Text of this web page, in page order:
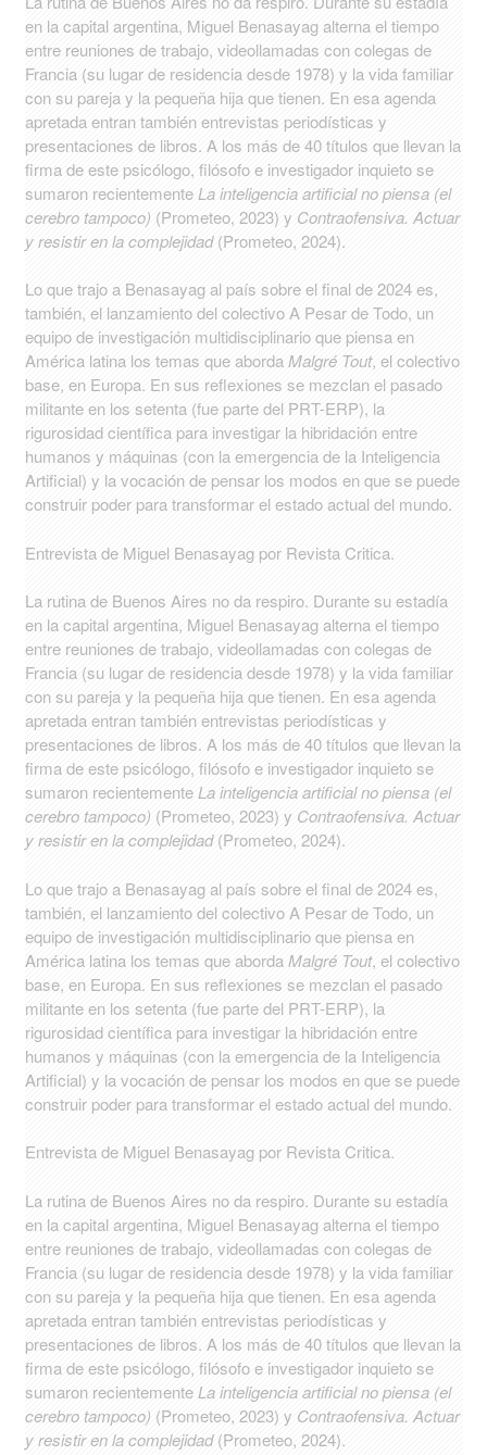
en la capital argentina, Miguel Benasayag alterna el tiempo
entre reuniones de trabajo, videollamadas con colegas de
Francia (su lugar de residencia desde 1978) y la vida familiar
con su pareja y la pequeña hija que tienen. En esa agenda
apretada entran también entrevistas periodísticas y
presentaciones de libros. A los más de 40 títulos que llevan la
firma de este psicólogo, filósofo e investigador inquieto se
sumaron recientemente La inteligencia artificial no piensa (el
cerebro tampoco) (Prometeo, 2023) y Contraofensiva. Actuar
y resistir en la complejidad(Prometeo, 2024).
Lo que trajo a Benasayag al país sobre el final de 2024 es,
también, el lanzamiento del colectivo A Pesar de Todo, un
equipo de investigación multidisciplinario que piensa en
América latina los temas que aborda Malgré Tout, el colectivo
base, en Europa. En sus reflexiones se mezclan el pasado
militante en los setenta (fue parte del PRT-ERP), la
rigurosidad científica para investigar la hibridación entre
humanos y máquinas (con la emergencia de la Inteligencia
Artificial) y la vocación de pensar los modos en que se puede
construir poder para transformar el estado actual del mundo.
Entrevista de Miguel Benasayag por Revista Critica.
La rutina de Buenos Aires no da respiro. Durante su estadía
en la capital argentina, Miguel Benasayag alterna el tiempo
entre reuniones de trabajo, videollamadas con colegas de
Francia (su lugar de residencia desde 1978) y la vida familiar
con su pareja y la pequeña hija que tienen. En esa agenda
apretada entran también entrevistas periodísticas y
presentaciones de libros. A los más de 40 títulos que llevan la
firma de este psicólogo, filósofo e investigador inquieto se
sumaron recientemente La inteligencia artificial no piensa (el
cerebro tampoco) (Prometeo, 2023) y Contraofensiva. Actuar
y resistir en la complejidad(Prometeo, 2024).
Lo que trajo a Benasayag al país sobre el final de 2024 es,
también, el lanzamiento del colectivo A Pesar de Todo, un
equipo de investigación multidisciplinario que piensa en
América latina los temas que aborda Malgré Tout, el colectivo
base, en Europa. En sus reflexiones se mezclan el pasado
militante en los setenta (fue parte del PRT-ERP), la
rigurosidad científica para investigar la hibridación entre
humanos y máquinas (con la emergencia de la Inteligencia
Artificial) y la vocación de pensar los modos en que se puede
construir poder para transformar el estado actual del mundo.
Entrevista de Miguel Benasayag por Revista Critica.
La rutina de Buenos Aires no da respiro. Durante su estadía
en la capital argentina, Miguel Benasayag alterna el tiempo
entre reuniones de trabajo, videollamadas con colegas de
Francia (su lugar de residencia desde 1978) y la vida familiar
con su pareja y la pequeña hija que tienen. En esa agenda
apretada entran también entrevistas periodísticas y
presentaciones de libros. A los más de 40 títulos que llevan la
firma de este psicólogo, filósofo e investigador inquieto se
sumaron recientementeLa inteligencia artificial no piensa (el
cerebro tampoco) (Prometeo, 2023) y Contraofensiva. Actuar
y resistir en la complejidad(Prometeo, 2024).